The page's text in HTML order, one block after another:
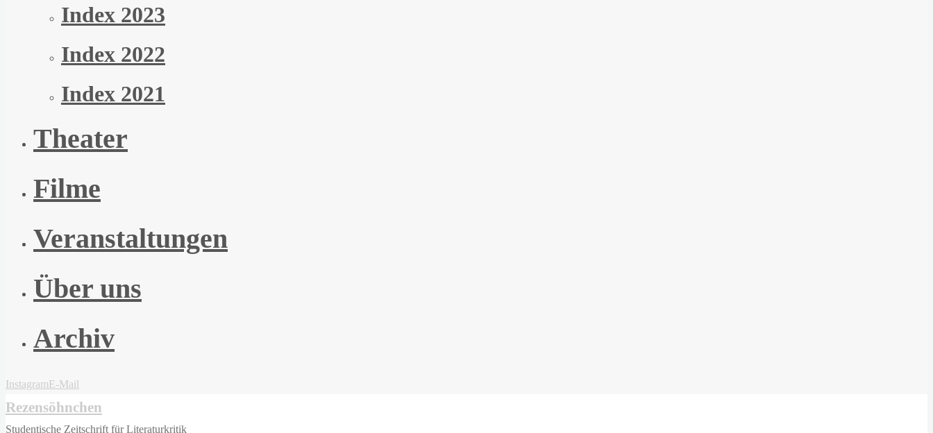
Index 2023
Index 2022
Index 2021
Theater
Filme
Veranstaltungen
Über uns
Archiv
InstagramE-Mail
Rezensöhnchen
Studentische Zeitschrift für Literaturkritik